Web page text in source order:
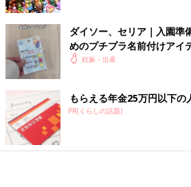
ダイソー、セリア｜入園準
めのプチプラ名前付けアイ
妊娠・出産
もらえる年金25万円以下の
PR(くらしの話題)